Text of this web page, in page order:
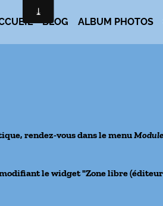
BLOG ALBUM PHOTOS
rendez-vous dans le menu
le widget "Zone libre (éditeur